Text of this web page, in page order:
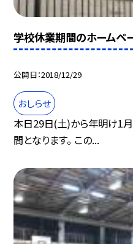
学校休業期間のホームペ
公開日 2018/12/29
おしらせ
本日29日(土)から年明け1
間となります。 この...